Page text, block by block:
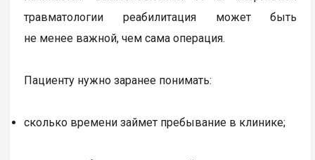
травматологии реабилитация может быть
не менее важной, чем сама операция.
Пациенту нужно заранее понимать:
сколько времени займет пребывание в клинике;